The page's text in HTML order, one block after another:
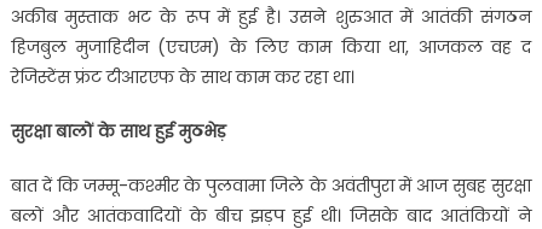
अकीब मुस्ताक भट के रूप में हुई है। उसने शुरुआत में आतंकी संगठन
हिजबुल मुजाहिदीन (एचएम) के लिए काम किया था, आजकल वह द
रेजिस्टेंस फ्रंट टीआरएफ के साथ काम कर रहा था।
सुरक्षा बालों के साथ हुई मुठभेड़
बात दें कि जम्मू-कश्मीर के पुलवामा जिले के अवंतीपुरा में आज सुबह सुरक्षा
बलों और आतंकवादियों के बीच झड़प हुई थी। जिसके बाद आतंकियों ने